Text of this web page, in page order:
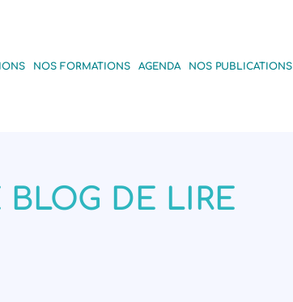
NOS FORMATIONS AGENDA NOS PUBLICATIONS
BLOG DE LIRE